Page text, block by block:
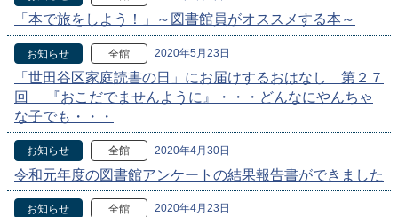
「本で旅をしよう！」～図書館員がオススメする本～
お知らせ 全館 2020年5月23日
「世田谷区家庭読書の日」にお届けするおはなし 第２７
回 『おこだでませんように』・・・どんなにやんちゃ
な子でも・・・
お知らせ 全館 2020年4月30日
令和元年度の図書館アンケートの結果報告書ができました
お知らせ 全館 2020年4月23日